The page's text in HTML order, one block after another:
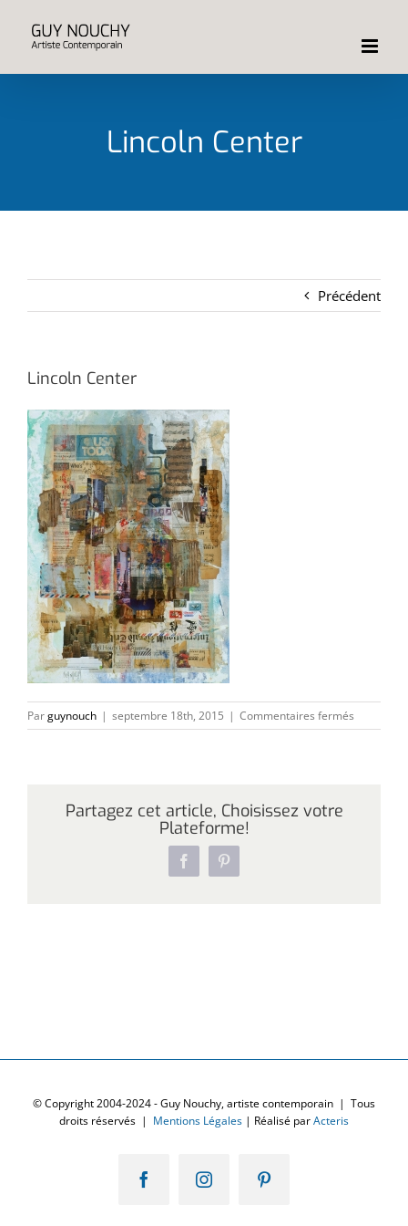
contenu
Lincoln Center
Précédent
Lincoln Center
Parguynouch | septembre 18th, 2015 | Commentaires fermés
Lincoln
Partagez cet article, Choisissez votre
Plateforme!
FacebookPinterest
© Copyright 2004-2024 - Guy Nouchy, artiste contemporain | Tous
droits réservés | Mentions Légales | Réalisé parActeris
FacebookInstagramPinterest